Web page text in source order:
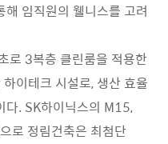
임직원의 웰니스를 고려
로 3복층 클린룸을 적용한
이테크 시설로, 생산 효율
다. SK하이닉스의 M15,
로 정림건축은 최첨단